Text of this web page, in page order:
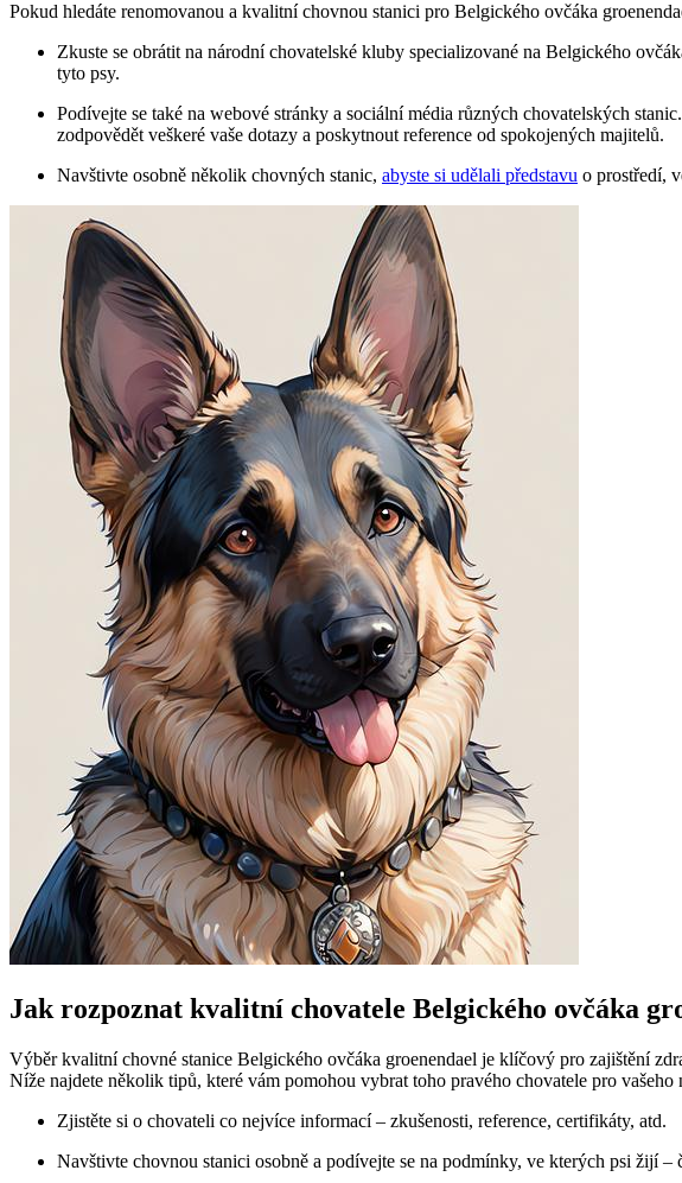
Pokud hledáte renomovanou a kvalitní chovnou stanici pro Belgického ovčáka
Zkuste se obrátit na národní chovatelské kluby specializované na Belgického
tyto psy.
Podívejte se také na webové stránky a sociální média různých chovatelských
zodpovědět veškeré vaše dotazy a poskytnout reference od spokojených majitelů.
Navštivte osobně několik chovných stanic, abyste si udělali představu o prostředí,
Jak rozpoznat kvalitní chovatele Belgického ovčáka
Výběr kvalitní chovné stanice Belgického ovčáka groenendael je klíčový pro zajištění
Níže najdete několik tipů, které vám pomohou vybrat toho pravého chovatele pro vašeho
Zjistěte si o chovateli co nejvíce informací – zkušenosti, reference, certifikáty, atd.
Navštivte chovnou stanici osobně a podívejte se na podmínky, ve kterých psi žijí –